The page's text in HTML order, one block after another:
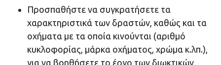
Προσπαθήστε να συγκρατήσετε τα
χαρακτηριστικά των δραστών, καθώς και τα
οχήματα με τα οποία κινούνται (αριθμό
κυκλοφορίας, μάρκα οχήματος, χρώμα κ.λπ.),
για να βοηθήσετε το έργο των διωκτικών